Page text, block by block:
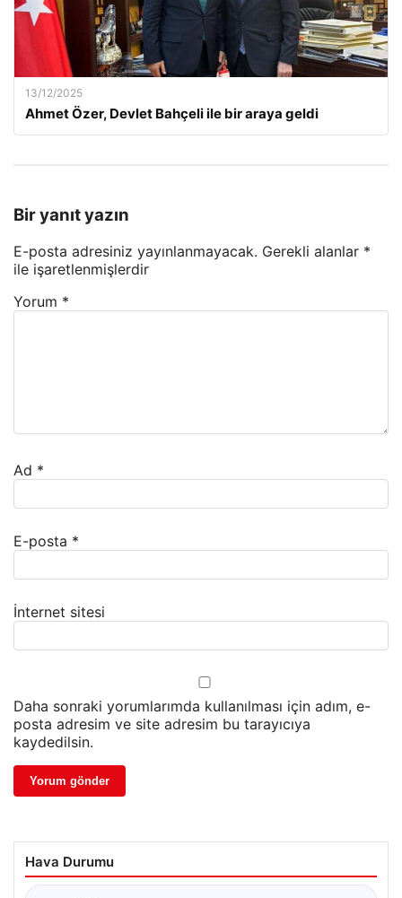
13/12/2025
Ahmet Özer, Devlet Bahçeli ile bir araya geldi
Bir yanıt yazın
E-posta adresiniz yayınlanmayacak. Gerekli alanlar *
ile işaretlenmişlerdir
Yorum *
Ad *
E-posta *
İnternet sitesi
Daha sonraki yorumlarımda kullanılması için adım, e-
posta adresim ve site adresim bu tarayıcıya
kaydedilsin.
Hava Durumu